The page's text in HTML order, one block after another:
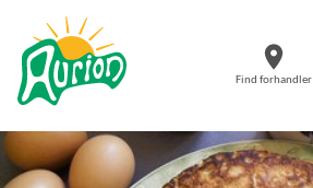
Find forhandler